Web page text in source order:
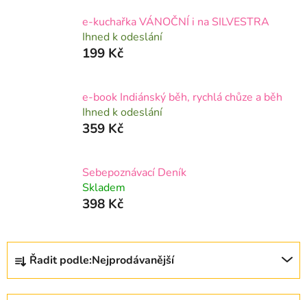
e-kuchařka VÁNOČNÍ i na SILVESTRA
Ihned k odeslání
199 Kč
e-book Indiánský běh, rychlá chůze a běh
Ihned k odeslání
359 Kč
Sebepoznávací Deník
Skladem
398 Kč
Ř
z
Řadit podle:Nejprodávanější